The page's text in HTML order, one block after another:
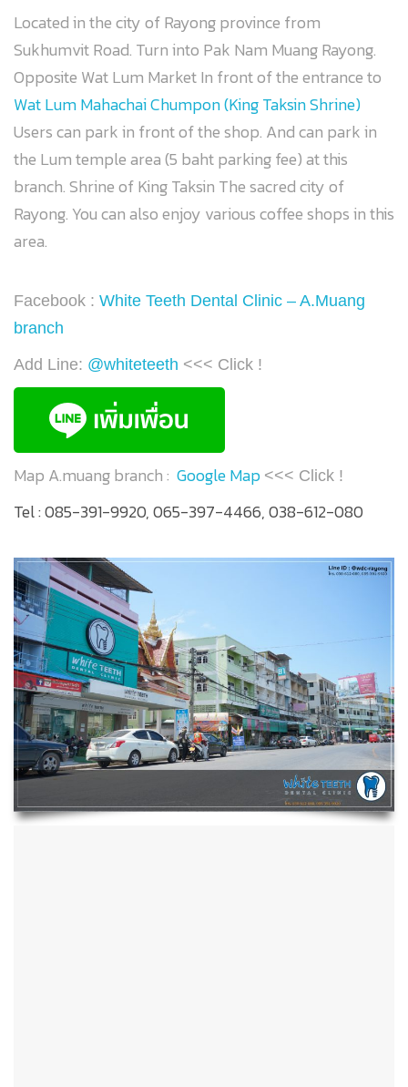
Located in the city of Rayong province from
Sukhumvit Road. Turn into Pak Nam Muang Rayong.
Opposite Wat Lum Market In front of the entrance to
Wat Lum Mahachai Chumpon (King Taksin Shrine)
Users can park in front of the shop. And can park in
the Lum temple area (5 baht parking fee) at this
branch. Shrine of King Taksin The sacred city of
Rayong. You can also enjoy various coffee shops in this
area.
Facebook : White Teeth Dental Clinic – A.Muang
branch
Add Line: @whiteteeth <<< Click !
Map A.muang branch : Google Map <<< Click !
Tel : 085-391-9920, 065-397-4466, 038-612-080